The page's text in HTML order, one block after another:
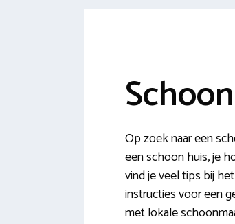
Op zoek naar een
een schoon huis, je
vind je veel tips bij
instructies voor een
met lokale